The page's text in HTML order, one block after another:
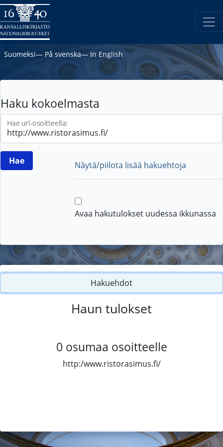
Suomeksi― På svenska― In English
Haku kokoelmasta
Hae url-osoitteella:
Näytä/piilota lisää hakuehtoja
Avaa hakutulokset uudessa ikkunassa
Hakuehdot
Haun tulokset
0 osumaa osoitteelle
http:/www.ristorasimus.fi/